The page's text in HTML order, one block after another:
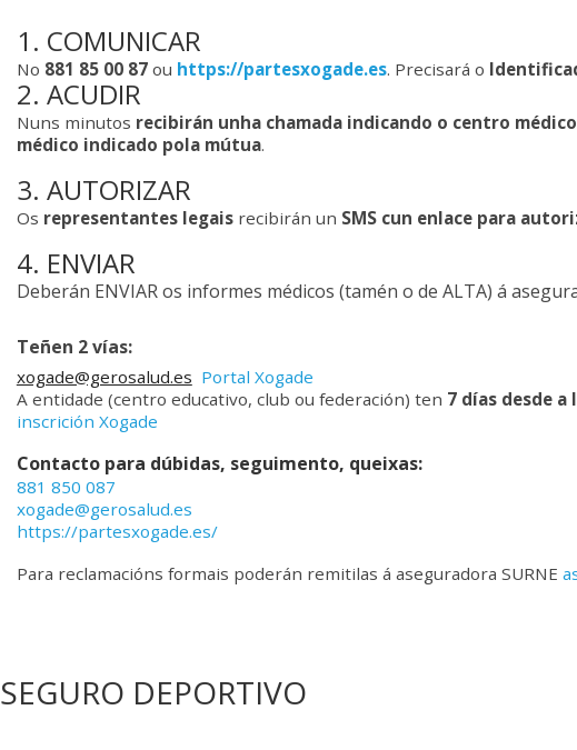
1. COMUNICAR
No 881 85 00 87ou https://partesxogade.es. Precisará o
2. ACUDIR
Nuns minutos recibirán unha chamada indicando o centro médico
médico indicado pola mútua.
3. AUTORIZAR
Os representantes legaisrecibirán un SMS cun enlace para
4. ENVIAR
Deberán ENVIAR os informes médicos (tamén o de ALTA) á
Teñen 2 vías:
xogade@gerosalud.es Portal Xogade
A entidade (centro educativo, club ou federación) ten 7 días desde a
inscrición Xogade
Contacto para dúbidas, seguimento, queixas:
881 850 087
xogade@gerosalud.es
https://partesxogade.es/
Para reclamacións formais poderán remitilas á aseguradora SURNE
SEGURO DEPORTIVO